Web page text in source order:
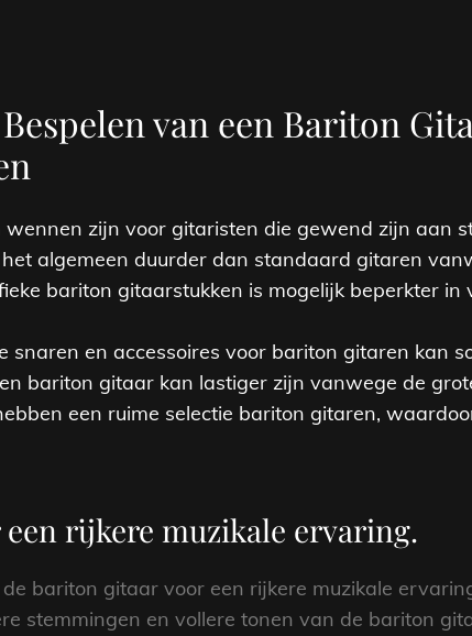
van een Bariton
wennen zijn voor gitaristen die gewend zijn aan
algemeen duurder dan standaard gitaren
bariton gitaarstukken is mogelijk beperkter
snaren en accessoires voor bariton gitaren kan
bariton gitaar kan lastiger zijn vanwege de
een ruime selectie bariton gitaren,
rijkere muzikale ervaring.
bariton gitaar voor een rijkere muzikale
stemmingen en vollere tonen van de bariton